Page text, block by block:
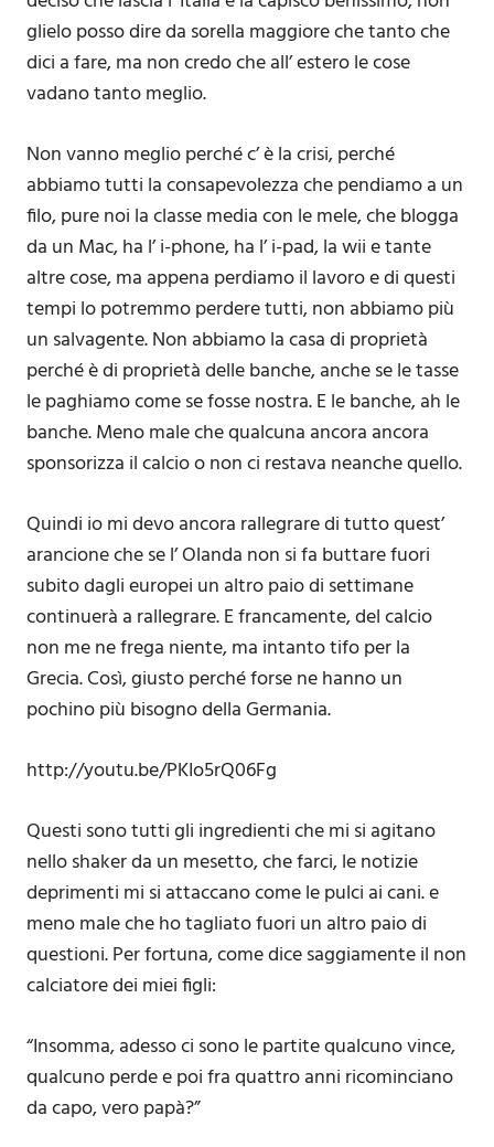
glielo posso dire da sorella maggiore che tanto che
dici a fare, ma non credo che all’ estero le cose
vadano tanto meglio.
Non vanno meglio perché c’ è la crisi, perché
abbiamo tutti la consapevolezza che pendiamo a un
filo, pure noi la classe media con le mele, che blogga
da un Mac, ha l’ i-phone, ha l’ i-pad, la wii e tante
altre cose, ma appena perdiamo il lavoro e di questi
tempi lo potremmo perdere tutti, non abbiamo più
un salvagente. Non abbiamo la casa di proprietà
perché è di proprietà delle banche, anche se le tasse
le paghiamo come se fosse nostra. E le banche, ah le
banche. Meno male che qualcuna ancora ancora
sponsorizza il calcio o non ci restava neanche quello.
Quindi io mi devo ancora rallegrare di tutto quest’
arancione che se l’ Olanda non si fa buttare fuori
subito dagli europei un altro paio di settimane
continuerà a rallegrare. E francamente, del calcio
non me ne frega niente, ma intanto tifo per la
Grecia. Così, giusto perché forse ne hanno un
pochino più bisogno della Germania.
http://youtu.be/PKIo5rQ06Fg
Questi sono tutti gli ingredienti che mi si agitano
nello shaker da un mesetto, che farci, le notizie
deprimenti mi si attaccano come le pulci ai cani. e
meno male che ho tagliato fuori un altro paio di
questioni. Per fortuna, come dice saggiamente il non
calciatore dei miei figli:
“Insomma, adesso ci sono le partite qualcuno vince,
qualcuno perde e poi fra quattro anni ricominciano
da capo, vero papà?”